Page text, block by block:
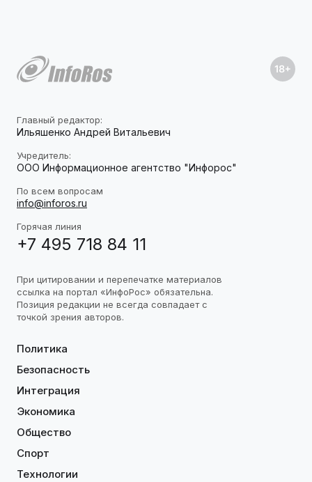
Главный редактор:
Ильяшенко Андрей Витальевич
Учредитель:
ООО Информационное агентство "Инфорос"
По всем вопросам
info@inforos.ru
Горячая линия
+7 495 718 84 11
При цитировании и перепечатке материалов
ссылка на портал «ИнфоРос» обязательна.
Позиция редакции не всегда совпадает с
точкой зрения авторов.
Политика
Безопасность
Интеграция
Экономика
Общество
Спорт
Технологии